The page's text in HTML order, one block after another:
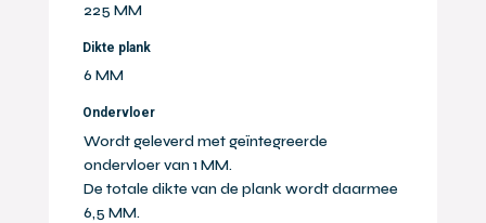
225 MM
Dikte plank
6 MM
Ondervloer
Wordt geleverd met geïntegreerde
ondervloer van 1 MM.
De totale dikte van de plank wordt daarmee
6,5 MM.